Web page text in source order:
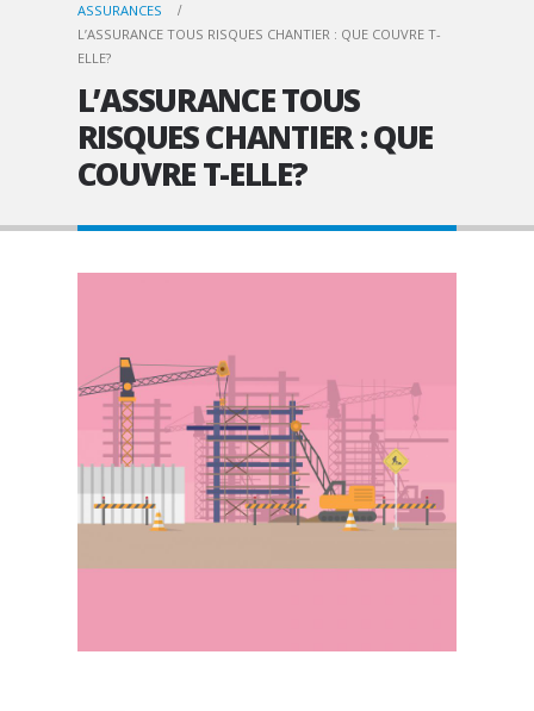
ASSURANCES
L’ASSURANCE TOUS RISQUES CHANTIER : QUE COUVRE T-
ELLE?
L’ASSURANCE TOUS
RISQUES CHANTIER : QUE
COUVRE T-ELLE?